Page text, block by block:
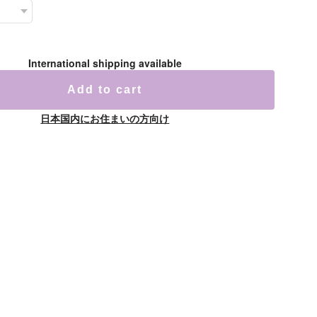
International shipping available
Add to cart
日本国内にお住まいの方向け